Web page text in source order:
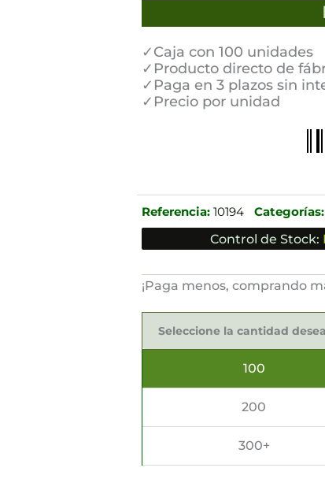
✓Caja con 100 unidades
✓Producto directo de
✓Paga en 3 plazos sin
✓Precio por unidad
Referencia: 10194 Categorías:
Control de Stock:
¡Paga menos, comprando
Seleccione la cantidad
100
200
300+
tapas
10cm